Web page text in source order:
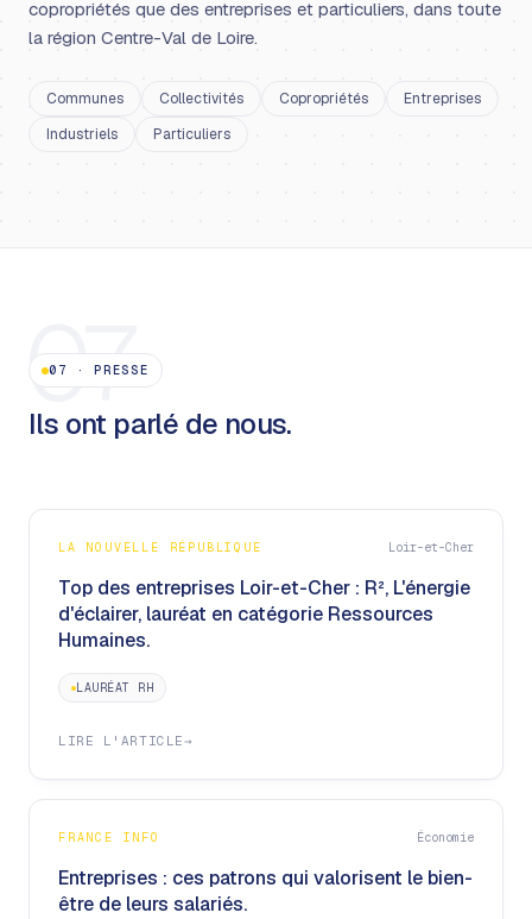
copropriétés que des entreprises et particuliers, dans toute
la région Centre-Val de Loire.
Communes Collectivités Copropriétés
Entreprises
Industriels
Particuliers
07
07 ·PRESSE
Ils ont parlé de nous.
LA NOUVELLE RÉPUBLIQUE Loir-et-Cher
Top des entreprises Loir-et-Cher : R², L'énergie
d'éclairer, lauréat en catégorie Ressources
Humaines.
LAURÉAT RH
LIRE L'ARTICLE→
FRANCE INFO Économie
Entreprises : ces patrons qui valorisent le bien-
être de leurs salariés.